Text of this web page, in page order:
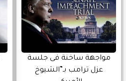
مواجهة ساخنة فى جلسة
عزل ترامب بـ”الشيوخ